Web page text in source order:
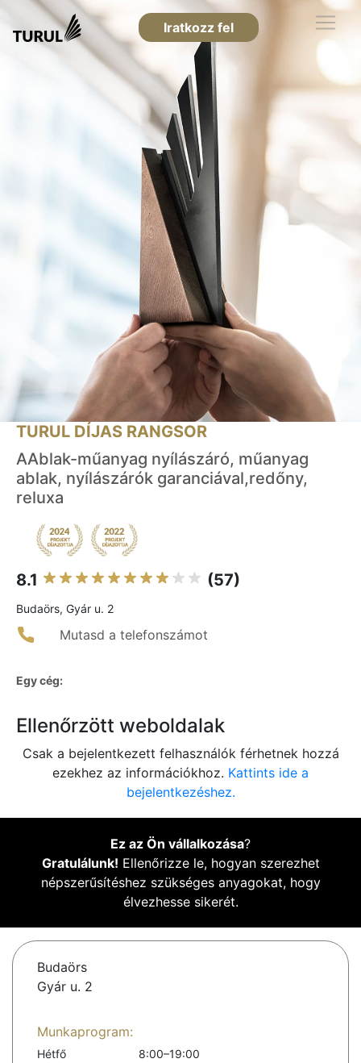
Iratkozz fel
TURUL DÍJAS RANGSOR
AAblak-műanyag nyílászáró, műanyag
ablak, nyílászárók garanciával,redőny,
reluxa
8.1 (57)
Budaörs, Gyár u. 2
Mutasd a telefonszámot
Egy cég:
Ellenőrzött weboldalak
Csak a bejelentkezett felhasználók férhetnek hozzá
ezekhez az információkhoz. Kattints ide a
bejelentkezéshez.
Ez az Ön vállalkozása?
Gratulálunk! Ellenőrizze le, hogyan szerezhet
népszerűsítéshez szükséges anyagokat, hogy
élvezhesse sikerét.
Budaörs
Gyár u. 2
Munkaprogram:
Hétfő
8:00–19:00